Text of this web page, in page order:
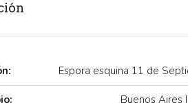
Espora esquina 11 de
Buenos Aires